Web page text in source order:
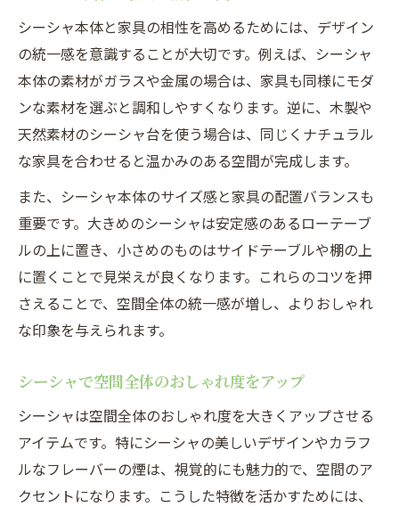
シーシャ本体と家具の相性を高めるためには、デザイン
の統一感を意識することが大切です。例えば、シーシャ
本体の素材がガラスや金属の場合は、家具も同様にモダ
ンな素材を選ぶと調和しやすくなります。逆に、木製や
天然素材のシーシャ台を使う場合は、同じくナチュラル
な家具を合わせると温かみのある空間が完成します。
また、シーシャ本体のサイズ感と家具の配置バランスも
重要です。大きめのシーシャは安定感のあるローテーブ
ルの上に置き、小さめのものはサイドテーブルや棚の上
に置くことで見栄えが良くなります。これらのコツを押
さえることで、空間全体の統一感が増し、よりおしゃれ
な印象を与えられます。
シーシャで空間全体のおしゃれ度をアップ
シーシャは空間全体のおしゃれ度を大きくアップさせる
アイテムです。特にシーシャの美しいデザインやカラフ
ルなフレーバーの煙は、視覚的にも魅力的で、空間のア
クセントになります。こうした特徴を活かすためには、